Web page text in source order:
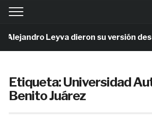
Leyva dieron su versión
Etiqueta:Universidad
Benito Juárez